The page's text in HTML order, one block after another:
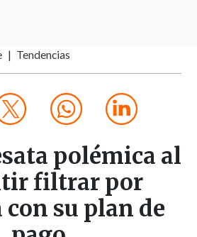
Tendencias
polémica al
filtrar por
su plan de